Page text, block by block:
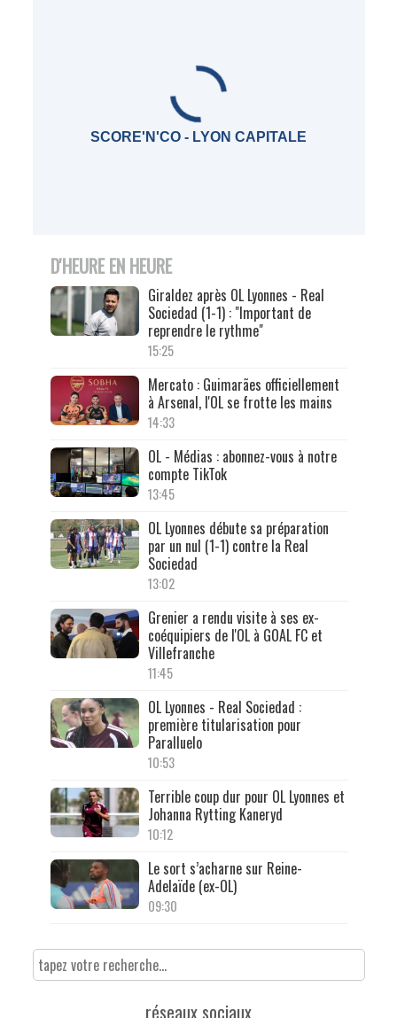
SCORE'N'CO - LYON CAPITALE
D'HEURE EN HEURE
Giraldez après OL Lyonnes - Real
Sociedad (1-1) : "Important de
reprendre le rythme"
15:25
Mercato : Guimarães officiellement
à Arsenal, l'OL se frotte les mains
14:33
OL - Médias : abonnez-vous à notre
compte TikTok
13:45
OL Lyonnes débute sa préparation
par un nul (1-1) contre la Real
Sociedad
13:02
Grenier a rendu visite à ses ex-
coéquipiers de l'OL à GOAL FC et
Villefranche
11:45
OL Lyonnes - Real Sociedad :
première titularisation pour
Paralluelo
10:53
Terrible coup dur pour OL Lyonnes et
Johanna Rytting Kaneryd
10:12
Le sort s’acharne sur Reine-
Adelaïde (ex-OL)
09:30
réseaux sociaux